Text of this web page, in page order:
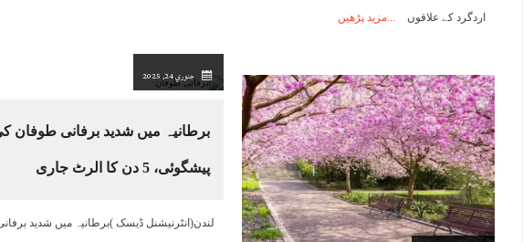
اردگرد کے علاقوں مزید پڑھیں
جنوري 24, 2025
برطانیہ میں شدید برفانی طوفان
پیشگوئی، 5 دن کا الرٹ جاری
لندن(انٹرنیشنل ڈیسک )برطانیہ میں شدید